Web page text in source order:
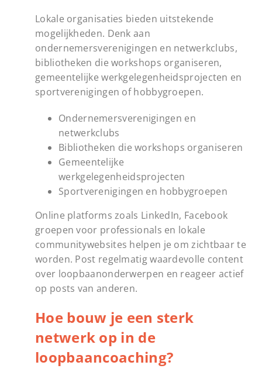
Lokale organisaties bieden uitstekende
mogelijkheden. Denk aan
ondernemersverenigingen en netwerkclubs,
bibliotheken die workshops organiseren,
gemeentelijke werkgelegenheidsprojecten en
sportverenigingen of hobbygroepen.
Ondernemersverenigingen en
netwerkclubs
Bibliotheken die workshops organiseren
Gemeentelijke
werkgelegenheidsprojecten
Sportverenigingen en hobbygroepen
Online platforms zoals LinkedIn, Facebook
groepen voor professionals en lokale
communitywebsites helpen je om zichtbaar te
worden. Post regelmatig waardevolle content
over loopbaanonderwerpen en reageer actief
op posts van anderen.
Hoe bouw je een sterk
netwerk op in de
loopbaancoaching?